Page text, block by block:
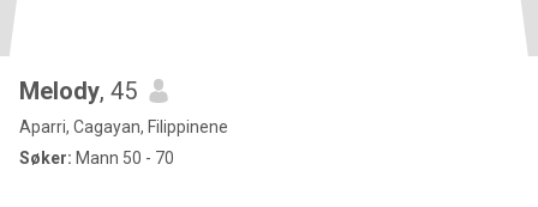
Melody, 45
Aparri, Cagayan, Filippinene
Søker: Mann 50 - 70